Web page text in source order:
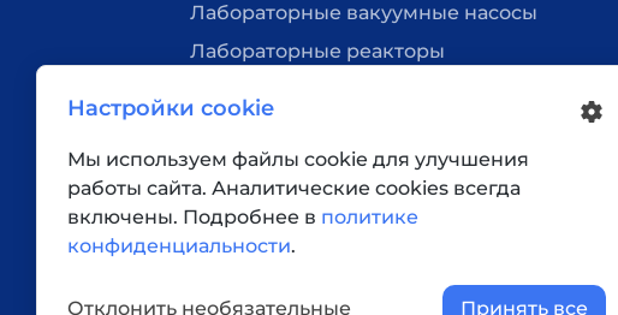
Лабораторные вакуумные насосы
Лабораторные реакторы
Вакуумные станции
Верхнеприводные мешалки
Ротационные испарители
Дополнительное оборудование
Настройки cookie
Мы используем файлы cookie для улучшения
работы сайта. Аналитические cookies всегда
включены. Подробнее в политике
конфиденциальности.
Отклонить необязательные Принять все